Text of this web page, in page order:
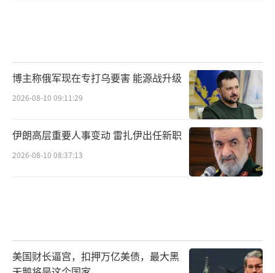
博主称俄军现在专打乌要害 能源战升级
2026-08-10 09:11:29
伊朗高层重要人事变动 雷扎伊出任新职
2026-08-10 08:37:13
美国财长逼宫，扣押万亿美债，最大黑